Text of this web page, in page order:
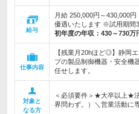
給与
月給 250,000円～430,000
優遇いたします ※試用期間
初年度の年収： 430～730万
仕事内容
【残業月20hほど◎】静岡
プの製品制御機器・安全機
任せします。
対象と
なる方
＜必須要件＞★大卒以上★
界問わず。）＼営業活動に